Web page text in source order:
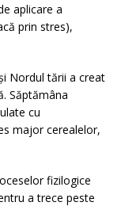
aplicare a
prin stres),
Nordul tării a creat
Săptămâna
cu
major cerealelor,
fizilogice
a trece peste